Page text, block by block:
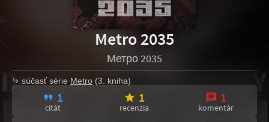
Metro 2035
Метро 2035
súčasť série Metro (3. kniha)
1
citát
1
recenzia
1
komentár